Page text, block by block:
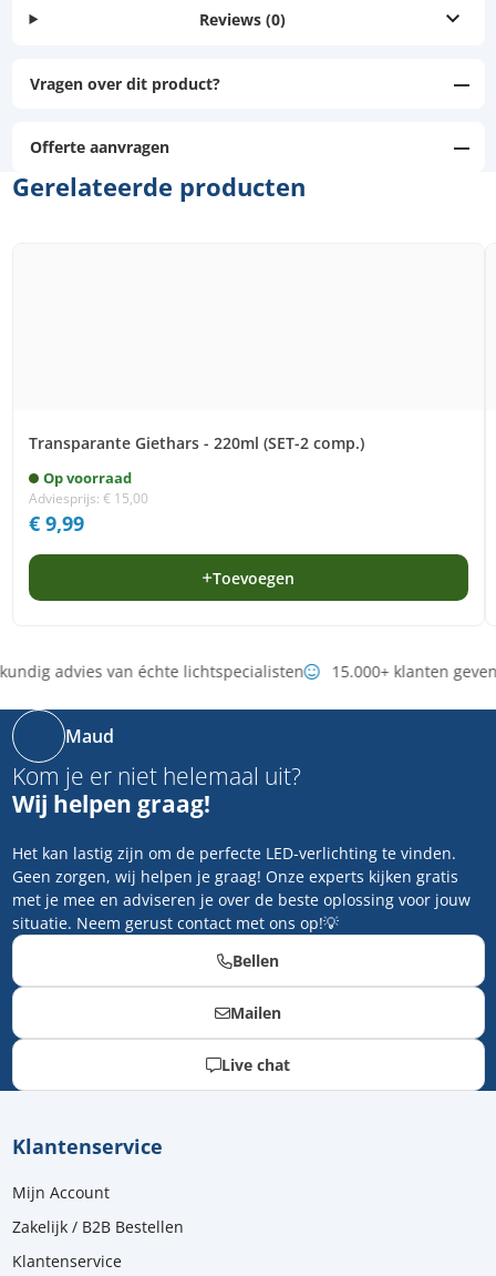
Reviews (0)
Vragen over dit product?
Offerte aanvragen
Gerelateerde producten
Transparante Giethars - 220ml (SET-2 comp.)
Op voorraad
Adviesprijs: €15,00
€9,99
Toevoegen
advies van échte lichtspecialisten 15.000+ klanten
Maud
Kom je er niet helemaal uit?
Wij helpen graag!
Het kan lastig zijn om de perfecte LED-verlichting te vinden.
Geen zorgen, wij helpen je graag! Onze experts kijken gratis
met je mee en adviseren je over de beste oplossing voor jouw
situatie. Neem gerust contact met ons op!💡
Bellen
Mailen
Live chat
Klantenservice
Mijn Account
Zakelijk / B2B Bestellen
Klantenservice